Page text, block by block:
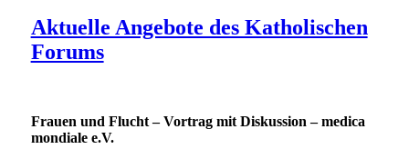
Aktuelle Angebote des Katholischen
Forums
Frauen und Flucht – Vortrag mit Diskussion – medica
mondiale e.V.